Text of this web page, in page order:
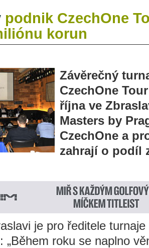
podnik CzechOne
korun
Závěrečný
CzechOne
října ve
Masters by
CzechOne a
zahrají o podíl
je pro ředitele
„Během roku se naplno